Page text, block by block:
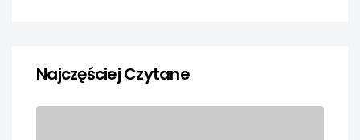
Najczęściej Czytane